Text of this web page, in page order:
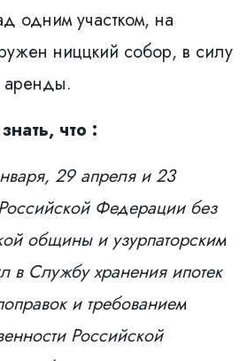
одним участком, на
ниццкий собор, в силу
аренды.
что :
29 апреля и 23
Федерации без
общины и узурпаторским
в Службу хранения ипотек
и требованием
Российской